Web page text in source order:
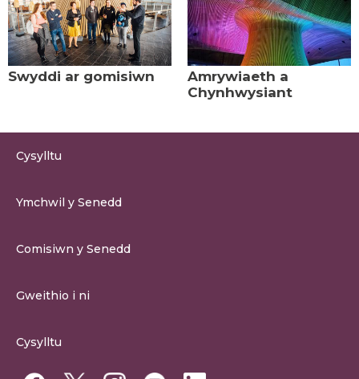
Swyddi ar gomisiwn
Amrywiaeth a
Chynhwysiant
Cysylltu
Cysylltu â Senedd Cymru
Ymchwil y Senedd
Comisiwn y Senedd
Fframwaith Llywodraethu Corfforaethol y Comisiwn
Gweithio i ni
Cysylltu